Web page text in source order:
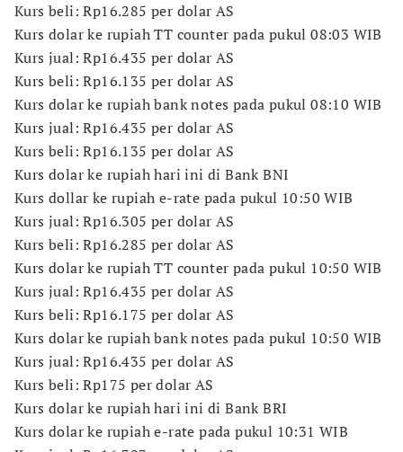
Kurs beli: Rp16.285 per dolar AS
Kurs dolar ke rupiah TT counter pada pukul 08:03 WIB
Kurs jual: Rp16.435 per dolar AS
Kurs beli: Rp16.135 per dolar AS
Kurs dolar ke rupiah bank notes pada pukul 08:10 WIB
Kurs jual: Rp16.435 per dolar AS
Kurs beli: Rp16.135 per dolar AS
Kurs dolar ke rupiah hari ini di Bank BNI
Kurs dollar ke rupiah e-rate pada pukul 10:50 WIB
Kurs jual: Rp16.305 per dolar AS
Kurs beli: Rp16.285 per dolar AS
Kurs dolar ke rupiah TT counter pada pukul 10:50 WIB
Kurs jual: Rp16.435 per dolar AS
Kurs beli: Rp16.175 per dolar AS
Kurs dolar ke rupiah bank notes pada pukul 10:50 WIB
Kurs jual: Rp16.435 per dolar AS
Kurs beli: Rp175 per dolar AS
Kurs dolar ke rupiah hari ini di Bank BRI
Kurs dolar ke rupiah e-rate pada pukul 10:31 WIB